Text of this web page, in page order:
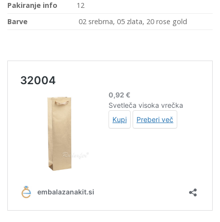
Pakiranje info
12
Barve
02 srebrna, 05 zlata, 20 rose gold